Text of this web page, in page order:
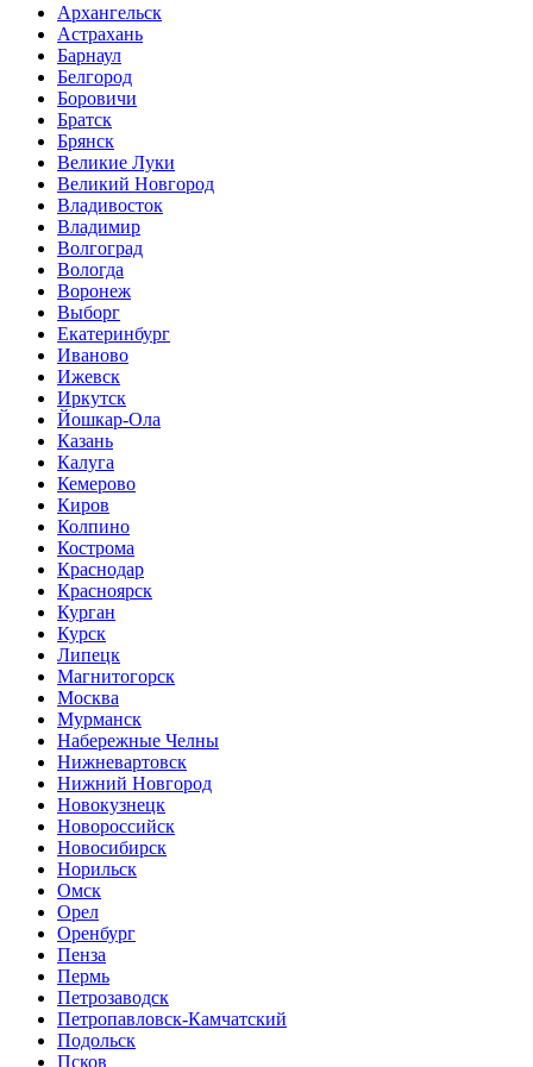
Архангельск
Астрахань
Барнаул
Белгород
Боровичи
Братск
Брянск
Великие Луки
Великий Новгород
Владивосток
Владимир
Волгоград
Вологда
Воронеж
Выборг
Екатеринбург
Иваново
Ижевск
Иркутск
Йошкар-Ола
Казань
Калуга
Кемерово
Киров
Колпино
Кострома
Краснодар
Красноярск
Курган
Курск
Липецк
Магнитогорск
Москва
Мурманск
Набережные Челны
Нижневартовск
Нижний Новгород
Новокузнецк
Новороссийск
Новосибирск
Норильск
Омск
Орел
Оренбург
Пенза
Пермь
Петрозаводск
Петропавловск-Камчатский
Подольск
Псков